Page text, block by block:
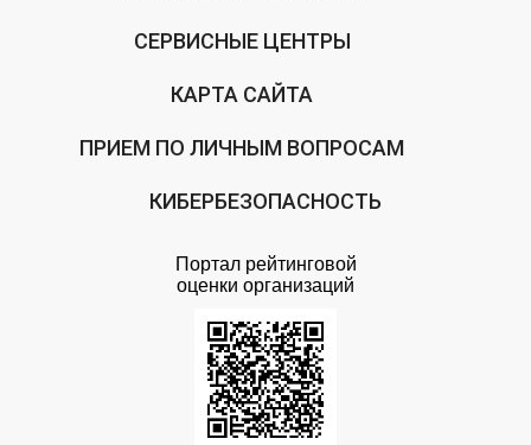
СЕРВИСНЫЕ ЦЕНТРЫ
КАРТА САЙТА
ПРИЕМ ПО ЛИЧНЫМ ВОПРОСАМ
КИБЕРБЕЗОПАСНОСТЬ
Портал рейтинговой
оценки организаций